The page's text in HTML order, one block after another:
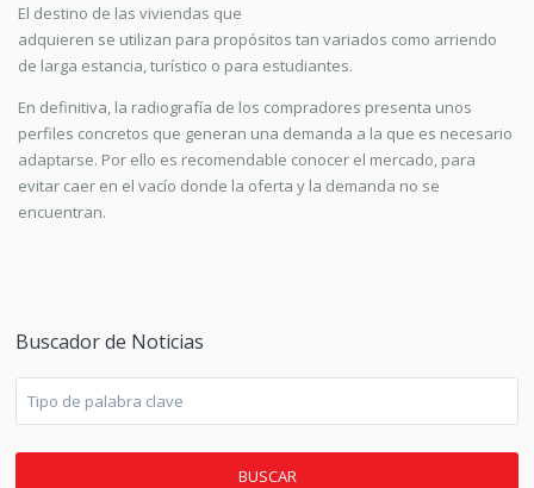
El destino de las viviendas que
adquieren se utilizan para propósitos tan variados como arriendo
de larga estancia, turístico o para estudiantes.
En definitiva, la radiografía de los compradores presenta unos
perfiles concretos que generan una demanda a la que es necesario
adaptarse. Por ello es recomendable conocer el mercado, para
evitar caer en el vacío donde la oferta y la demanda no se
encuentran.
Buscador de Noticias
BUSCAR